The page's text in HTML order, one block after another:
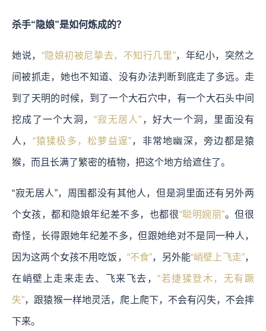
杀手“隐娘”是如何炼成的？
她说， “隐娘初被尼挚去，不知行几里”，年纪小，突然之
间被抓走，她也不知道、没有办法判断到底走了多远。走
到了天明的时候，到了一个大石穴中，有一个大石头中间
挖成了一个大洞， “寂无居人” ，好大一个洞，里面没有
人， “猿猱极多，松萝益邃”，非常地幽深，旁边都是猿
猴，而且长满了繁密的植物，把这个地方给遮住了。
“寂无居人”，周围都没有其他人，但是洞里面还有另外两
个女孩，都和隐娘年纪差不多，也都很“聪明婉丽”。但很
奇怪，长得跟她年纪差不多，但跟她绝对不是同一种人，
因为这两个女孩不用吃饭， “不食”，另外能“峭壁上飞走”，
在峭壁上走来走去、飞来飞去，“若捷猱登木，无有蹶
失”，跟猿猴一样地灵活，爬上爬下，不会有闪失，不会摔
下来。